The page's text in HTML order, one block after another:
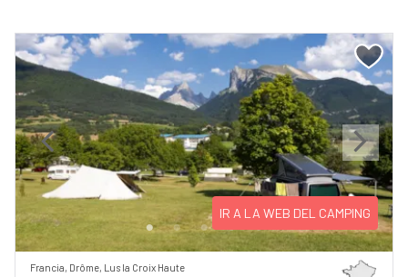
Previous Next
IR A LA WEB DEL CAMPING
Francia, Drôme, Lus la Croix Haute